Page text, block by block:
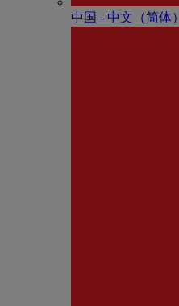
中国 - 中⽂（简体）